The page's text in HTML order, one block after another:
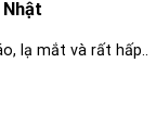
lạ mắt và rất hấp..